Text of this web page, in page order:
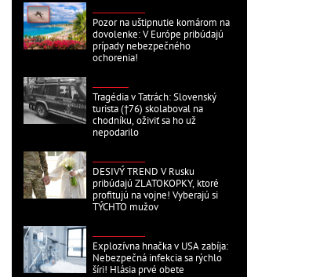
Pozor na uštipnutie komárom na
dovolenke: V Európe pribúdajú
prípady nebezpečného
ochorenia!
Tragédia v Tatrách: Slovenský
turista (†76) skolaboval na
chodníku, oživiť sa ho už
nepodarilo
DESIVÝ TREND V Rusku
pribúdajú ZLATOKOPKY, ktoré
profitujú na vojne! Vyberajú si
TÝCHTO mužov
Explozívna hnačka v USA zabíja:
Nebezpečná infekcia sa rýchlo
šíri! Hlásia prvé obete